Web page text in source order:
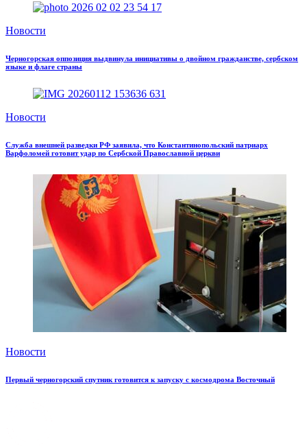
Новости
Черногорская оппозиция выдвинула инициативы о двойном гражданстве, сербском
языке и флаге страны
Новости
Служба внешней разведки РФ заявила, что Константинопольский патриарх
Варфоломей готовит удар по Сербской Православной церкви
Новости
Первый черногорский спутник готовится к запуску с космодрома Восточный